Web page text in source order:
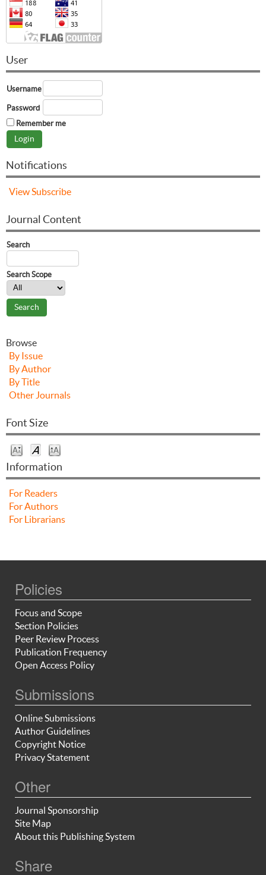
User
Username
Password
Remember me
Notifications
ViewSubscribe
Journal Content
Search
Search Scope
Browse
By Issue
By Author
By Title
Other Journals
Font Size
Information
For Readers
For Authors
For Librarians
Policies
Focus and Scope
Section Policies
Peer Review Process
Publication Frequency
Open Access Policy
Submissions
Online Submissions
Author Guidelines
Copyright Notice
Privacy Statement
Other
Journal Sponsorship
Site Map
About this Publishing System
Share